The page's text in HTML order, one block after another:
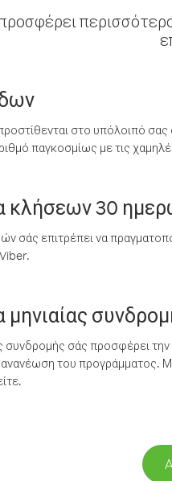
στο υπόλοιπό
παγκοσμίως με τις
κλήσεων 30
σάς επιτρέπει να
συνδρομής σάς προσφέρει
του προγράμματος.